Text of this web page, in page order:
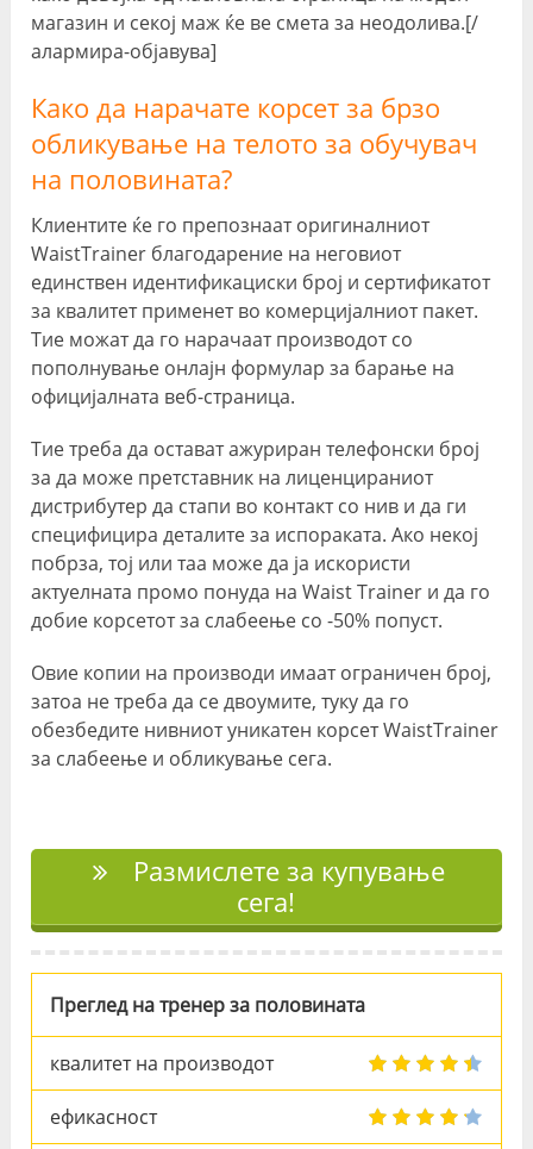
магазин и секој маж ќе ве смета за неодолива.[/
алармира-објавува]
Како да нарачате корсет за брзо
обликување на телото за обучувач
на половината?
Клиентите ќе го препознаат оригиналниот
WaistTrainer благодарение на неговиот
единствен идентификациски број и сертификатот
за квалитет применет во комерцијалниот пакет.
Тие можат да го нарачаат производот со
пополнување онлајн формулар за барање на
официјалната веб-страница.
Тие треба да остават ажуриран телефонски број
за да може претставник на лиценцираниот
дистрибутер да стапи во контакт со нив и да ги
специфицира деталите за испораката. Ако некој
побрза, тој или таа може да ја искористи
актуелната промо понуда на Waist Trainer и да го
добие корсетот за слабеење со -50% попуст.
Овие копии на производи имаат ограничен број,
затоа не треба да се двоумите, туку да го
обезбедите нивниот уникатен корсет WaistTrainer
за слабеење и обликување сега.
Размислете за купување
сега!
Преглед на тренер за половината
квалитет на производот
ефикасност